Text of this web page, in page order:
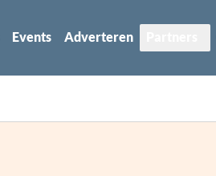
Events Adverteren